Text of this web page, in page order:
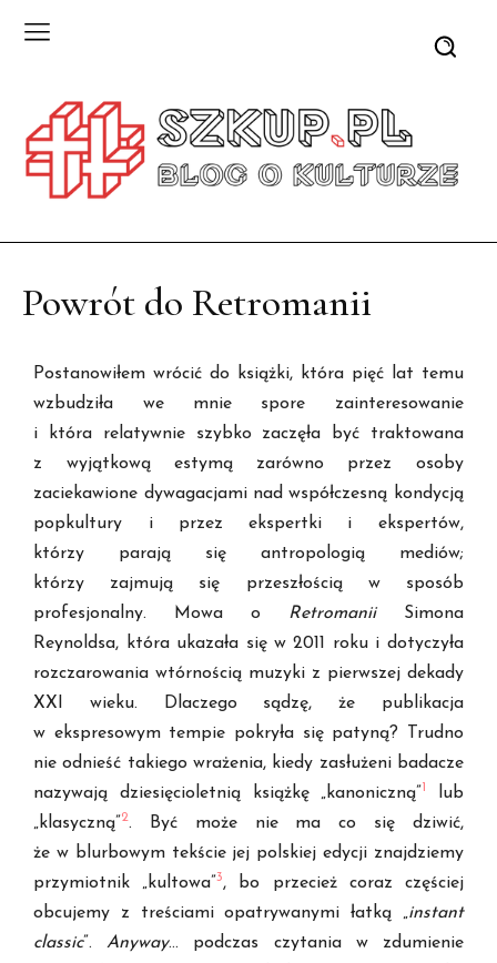
Powrót do Retromanii
Postanowiłem wrócić do książki, która pięć lat temu
wzbudziła we mnie spore zainteresowanie
i która relatywnie szybko zaczęła być traktowana
z wyjątkową estymą zarówno przez osoby
zaciekawione dywagacjami nad współczesną kondycją
popkultury i przez ekspertki i ekspertów,
którzy parają się antropologią mediów;
którzy zajmują się przeszłością w sposób
profesjonalny. Mowa o RetromaniiSimona
Reynoldsa, która ukazała się w 2011 roku i dotyczyła
rozczarowania wtórnością muzyki z pierwszej dekady
XXI wieku. Dlaczego sądzę, że publikacja
w ekspresowym tempie pokryła się patyną? Trudno
nie odnieść takiego wrażenia, kiedy zasłużeni badacze
nazywają dziesięcioletnią książkę „kanoniczną”1
lub
„klasyczną”2. Być może nie ma co się dziwić,
że w blurbowym tekście jej polskiej edycji znajdziemy
przymiotnik „kultowa”3, bo przecież coraz częściej
obcujemy z treściami opatrywanymi łatką „instant
classic”.Anyway… podczas czytania w zdumienie